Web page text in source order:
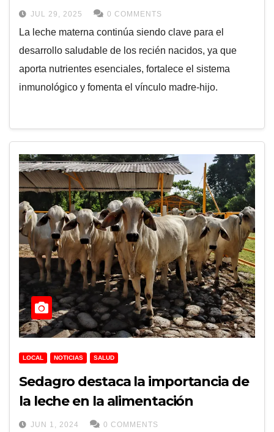
JUL 29, 2025 0 COMMENTS
La leche materna continúa siendo clave para el
desarrollo saludable de los recién nacidos, ya que
aporta nutrientes esenciales, fortalece el sistema
inmunológico y fomenta el vínculo madre-hijo.
LOCAL NOTICIAS SALUD
Sedagro destaca la importancia de
la leche en la alimentación
JUN 1, 2024 0 COMMENTS